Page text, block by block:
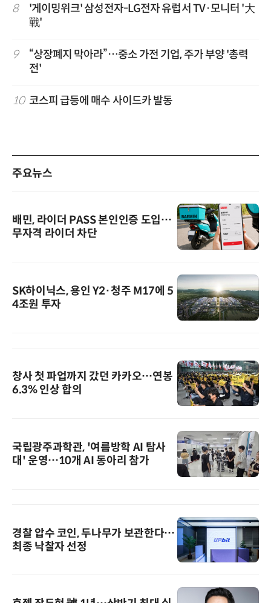
8
'게이밍위크' 삼성전자-LG전자 유럽서 TV·모니터 '大
戰'
9
“상장폐지 막아라”…중소 가전 기업, 주가 부양 '총력
전'
10 코스피 급등에 매수 사이드카 발동
주요뉴스
배민, 라이더 PASS 본인인증 도입…
무자격 라이더 차단
SK하이닉스, 용인 Y2·청주 M17에 5
4조원 투자
창사 첫 파업까지 갔던 카카오…연봉
6.3% 인상 합의
국립광주과학관, '여름방학 AI 탐사
대' 운영…10개 AI 동아리 참가
경찰 압수 코인, 두나무가 보관한다…
최종 낙찰자 선정